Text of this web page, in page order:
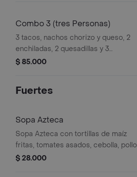
Combo 3 (tres Personas)
3 tacos, nachos chorizo y queso, 2
enchiladas, 2 quesadillas y 3
limonadas
$ 85.000
Fuertes
Sopa Azteca
Sopa Azteca con tortillas de maíz
fritas, tomates asados, cebolla, pollo
desmechado, aguacate y limón.
$ 28.000